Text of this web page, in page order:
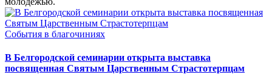
События в благочиниях
В Белгородской семинарии открыта выставка
посвященная Святым Царственным Страстотерпцам